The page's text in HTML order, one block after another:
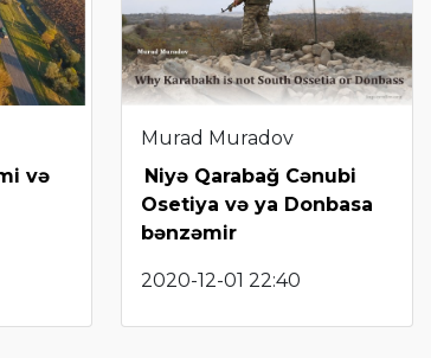
və
Murad Muradov
Niyə Qarabağ Cənubi
Osetiya və ya Donbasa
bənzəmir
2020-12-01 22:40